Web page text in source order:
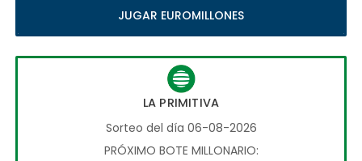
JUGAR EUROMILLONES
LA PRIMITIVA
Sorteo del día 06-08-2026
PRÓXIMO BOTE MILLONARIO: